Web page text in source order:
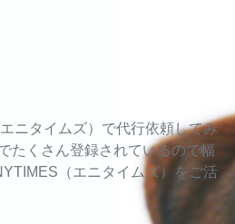
ニタイムズ）で代行依頼してみ
たくさん登録されているので幅
（エニタイムズ）をご活